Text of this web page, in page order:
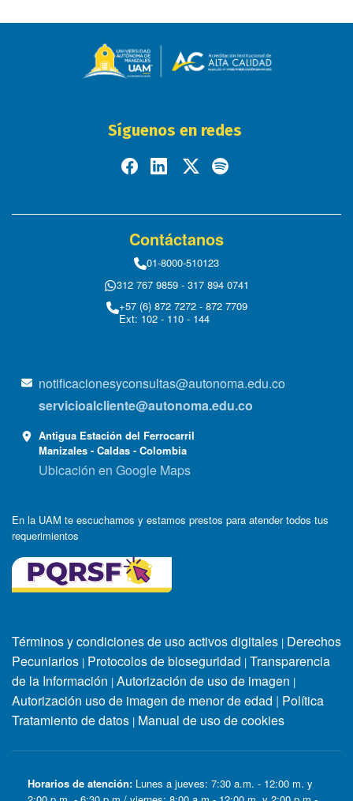
Síguenos en redes
Contáctanos
01-8000-510123
312 767 9859 - 317 894 0741
+57 (6) 872 7272 - 872 7709
Ext: 102 - 110 - 144
notificacionesyconsultas@autonoma.edu.co
servicioalcliente@autonoma.edu.co
Antigua Estación del Ferrocarril
Manizales - Caldas - Colombia
Ubicación en Google Maps
En la UAM te escuchamos y estamos prestos para atender todos tus
requerimientos
Términos y condiciones de uso activos digitales | Derechos
Pecuniarios | Protocolos de bioseguridad | Transparencia
de la Información | Autorización de uso de imagen |
Autorización uso de imagen de menor de edad | Política
Tratamiento de datos | Manual de uso de cookies
Horarios de atención: Lunes a jueves: 7:30 a.m. - 12:00 m. y